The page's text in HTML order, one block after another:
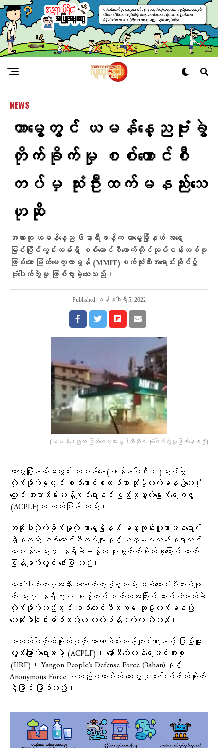
NEWS
တာမွေတွင် ယမန်​နေ့ညဗုံးခွဲ
တိုက်ခိုက်မှု စစ်ကောင်စီ
တပ်မှ သုံးဦးထက်မနည်းသေ
ဟုဆို
အလားတူ ယမန်နေ့ည ၆နာရီခန့်က တာမွေမြို့နယ် အရှေ့
မြင်းပြိုင်ကွင်းလမ်းရှိ စစ်ကောင်စီထောက်တိုင်လုပ်ငန်းတစ်ခု
ဖြစ်သော မြတ်မေတ္တာမွန် (MMIT)စက်သုံးဆီအရောင်းဆိုင်၌
ဗုံးပေါက်ကွဲမှု ဖြစ်ပွားခဲ့သေးသည်။
Published ဇန်နဝါရီ 5, 2022
(ယမန်​နေ့ညက မြတ်​မေတ္တာမွန်ဆီဆိုင် ဗုံး​ပေါက်ကွဲမှုဖြစ်​နေစဥ်)
တာမွေမြို့နယ်အတွင်း ယမန်နေ့(ဇန်နဝါရီ ၄)ညဗုံးခွဲ
တိုက်ခိုက်မှုတွင် စစ်ကောင်စီတပ်သား သုံးဦးထက်မနည်းသေဆုံး
ကြောင်း အာဏာသိမ်းဆန့်ကျင်ရေးနှင့် ပြည်သူ့လွှတ်မြောက်ရေးအဖွဲ့
(ACPLF)က ထုတ်ပြန် သည်။
အဆိုပါတိုက်ခိုက်မှုကို တာမွေမြို့နယ် မလွှကုန်းဘူတာအနီးရောက်
ရှိနေသည့် စစ်ကောင်စီတပ်များနှင့် မလှမ်းမကမ်းနေရာတွင်
ယမန်နေ့ည ၇ နာရီခွဲခန့်က ဗုံးခွဲတိုက်ခိုက်ခဲ့ကြောင်း ထုတ်
ပြန်ချက်တွင် ဖော်ပြ သည်။
ယင်းပေါက်ကွဲမှုအနီး လာရောက်ကြည့်ရှူ့သည့် စစ်ကောင်စီတပ်များ
ကို ည ၇ နာရီ ၅၀ ခန့်တွင် ဒုတိယအကြိမ် ထပ်မံဖောက်ခွဲ
တိုက်ခိုက်သည်တွင် စစ်ကောင်စီဘက်မှ သုံးဦးထက်မနည်း
သေဆုံးခဲ့ခြင်းဖြစ်သည်ဟု ထုတ်ပြန်ချက်က ဆိုသည်။
အထက်ပါတိုက်ခိုက်မှုကို အာဏာသိမ်းဆန့်ကျင်ရေးနှင့် ပြည်သူ့
လွှတ်မြောက်ရေးအဖွဲ့ (ACPLF)၊ မှော်ဘီတော်လှန်ရေးအင်အားစု –
(HRF)၊ Yangon People’s Defense Force (Bahan)နှင့်
Anonymous Force စသည့်မဟာမိတ် ​လေးဖွဲ့မှ ပူးပေါင်းတိုက်ခိုက်
ခဲ့ခြင်း ဖြစ်သည်။